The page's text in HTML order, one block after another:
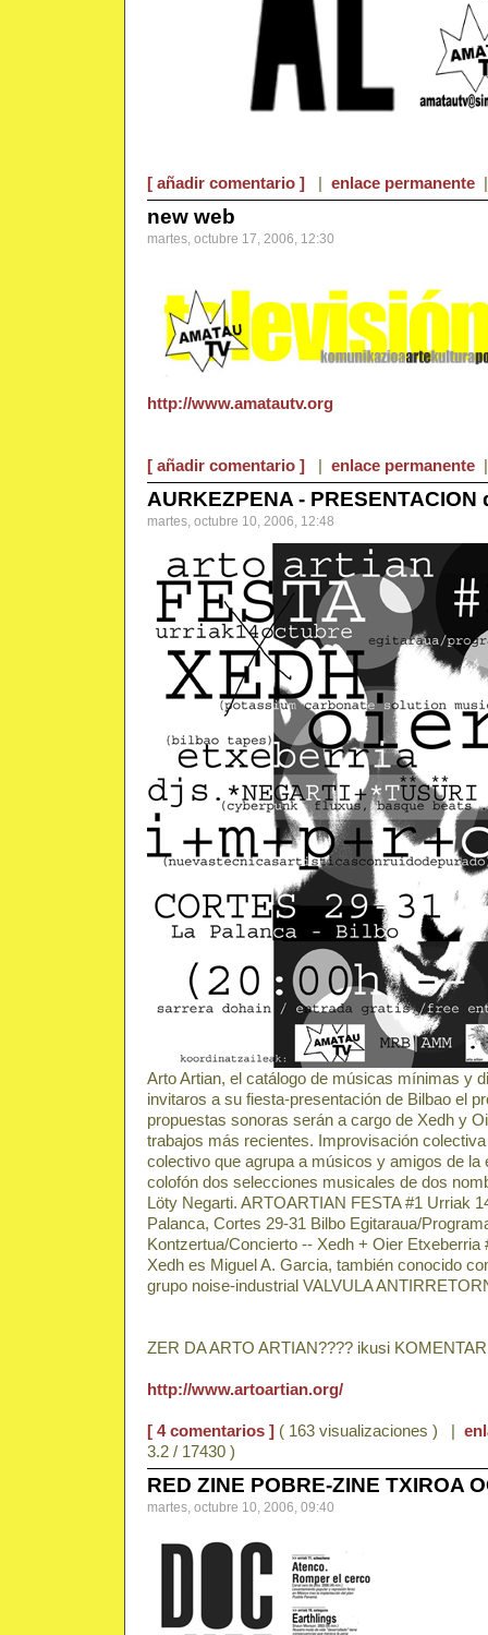
[ añadir comentario ] | enlace permanente
new web
martes, octubre 17, 2006, 12:30
http://www.amatautv.org
[ añadir comentario ] | enlace permanente
AURKEZPENA -
martes, octubre 10, 2006, 12:48
Arto Artian, el catálogo de músicas mínimas y
invitaros a su fiesta-presentación de Bilbao el
propuestas sonoras serán a cargo de Xedh y
trabajos más recientes. Improvisación
colectivo que agrupa a músicos y amigos de
colofón dos selecciones musicales de dos
Löty Negarti. ARTOARTIAN FESTA #1 Urriak
Palanca, Cortes 29-31 Bilbo Egitaraua/
Kontzertua/Concierto -- Xedh + Oier Etxeberria
Xedh es Miguel A. Garcia, también conocido
grupo noise-industrial VALVULA
ZER DA ARTO ARTIAN???? ikusi
http://www.artoartian.org/
[ 4 comentarios ] ( 163 visualizaciones ) |
3.2 / 17430 )
RED ZINE POBRE-ZINE TXIROA
martes, octubre 10, 2006, 09:40